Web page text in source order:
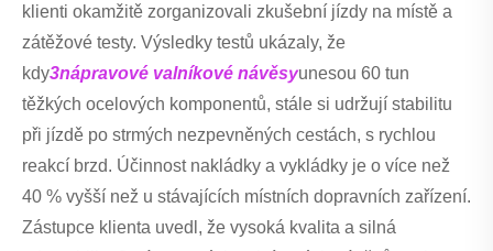
klienti okamžitě zorganizovali zkušební jízdy na místě a
zátěžové testy. Výsledky testů ukázaly, že
kdy3nápravové valníkové návěsyunesou 60 tun
těžkých ocelových komponentů, stále si udržují stabilitu
při jízdě po strmých nezpevněných cestách, s rychlou
reakcí brzd. Účinnost nakládky a vykládky je o více než
40 % vyšší než u stávajících místních dopravních zařízení.
Zástupce klienta uvedl, že vysoká kvalita a silná